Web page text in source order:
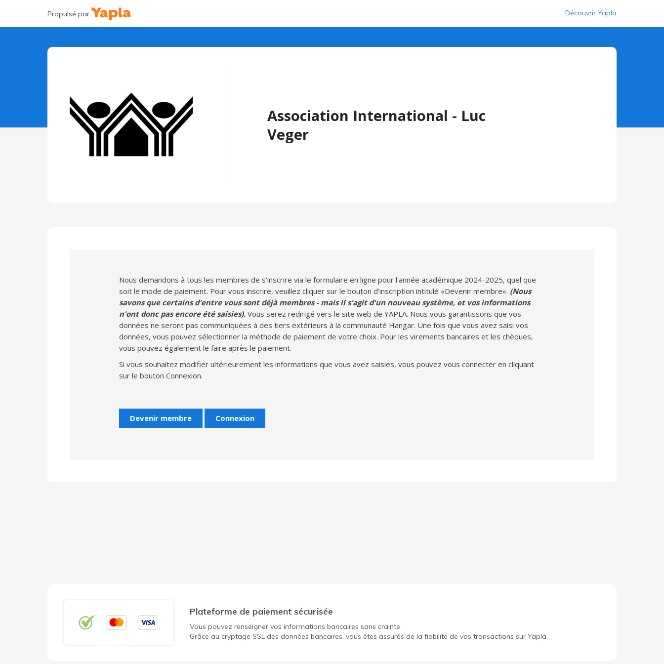
Propulsé par Découvrir Yapla
Association International - Luc
Veger
Nous demandons à tous les membres de s'inscrire via le formulaire en ligne pour l'année académique 2024-2025, quel que
soit le mode de paiement. Pour vous inscrire, veuillez cliquer sur le bouton d'inscription intitulé «Devenir membre». (Nous
savons que certains d'entre vous sont déjà membres - mais il s'agit d'un nouveau système, et vos informations
n'ont donc pas encore été saisies). Vous serez redirigé vers le site web de YAPLA. Nous vous garantissons que vos
données ne seront pas communiquées à des tiers extérieurs à la communauté Hangar. Une fois que vous avez saisi vos
données, vous pouvez sélectionner la méthode de paiement de votre choix. Pour les virements bancaires et les chèques,
vous pouvez également le faire après le paiement.
Si vous souhaitez modifier ultérieurement les informations que vous avez saisies, vous pouvez vous connecter en cliquant
sur le bouton Connexion.
Devenir membre Connexion
Plateforme de paiement sécurisée
Vous pouvez renseigner vos informations bancaires sans crainte.
Grâce au cryptage SSL des données bancaires, vous êtes assurés de la fiabilité de vos transactions sur Yapla.